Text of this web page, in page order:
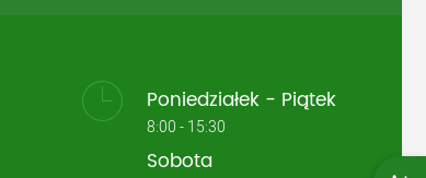
Poniedziałek - Piątek
8:00 - 15:30
Sobota